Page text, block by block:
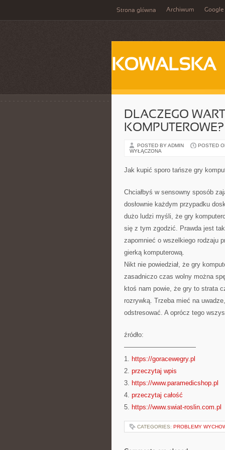
Strona główna Archiwum Google
KOWALSKA
DLACZEGO
KOMPUTEROWE?
POSTED BY ADMIN POSTED
WYŁĄCZONA
Jak kupić sporo tańsze gry
Chciałbyś w sensowny sposób
dosłownie każdym przypadku
dużo ludzi myśli, że gry
się z tym zgodzić. Prawda jest
zapomnieć o wszelkiego rodzaju
gierką komputerową.
Nikt nie powiedział, że gry
zasadniczo czas wolny można
ktoś nam powie, że gry to strata
rozrywką. Trzeba mieć na
odstresować. A oprócz tego
źródło:
———————————
1. https://goracewegry.pl
2. przeczytaj wpis
3. https://www.paramedicshop.pl
4. przeczytaj całość
5. https://www.swiat-roslin.com.pl
CATEGORIES: PROBLEMY